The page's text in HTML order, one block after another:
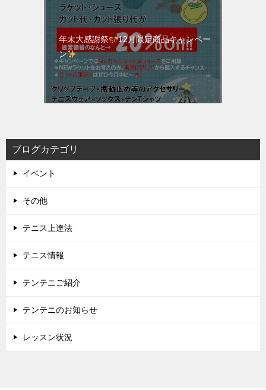
年末大感謝祭
12月限定商品キャンペー
ン
ブログカテゴリ
イベント
その他
テニス上達法
テニス情報
テンテニご紹介
テンテニのお知らせ
レッスン状況